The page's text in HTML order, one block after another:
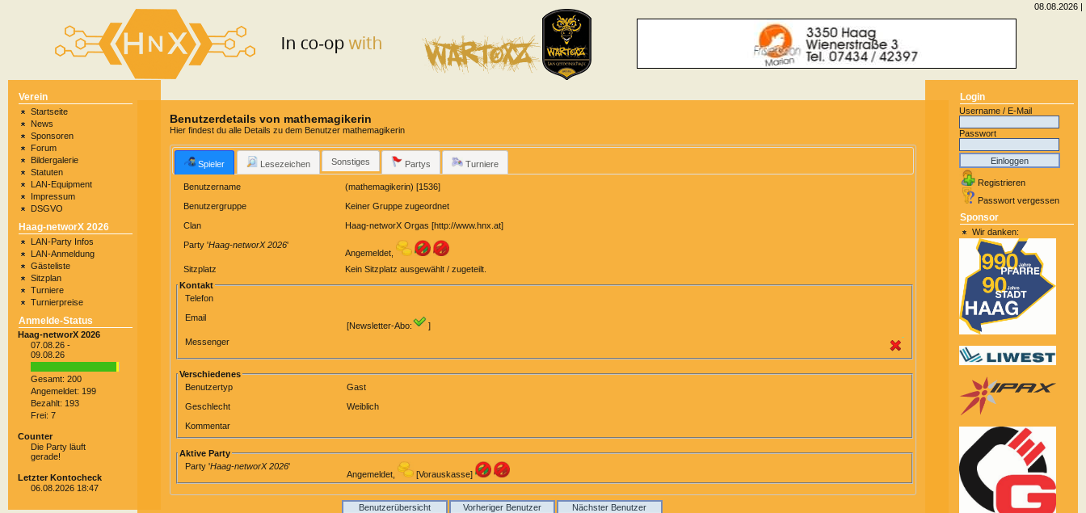
08.08.2026 |
Verein
Startseite
News
Sponsoren
Forum
Bildergalerie
Statuten
LAN-Equipment
Impressum
DSGVO
Haag-networX 2026
LAN-Party Infos
LAN-Anmeldung
Gästeliste
Sitzplan
Turniere
Turnierpreise
Anmelde-Status
Haag-networX 2026
07.08.26 -
09.08.26
Gesamt: 200
Angemeldet: 199
Bezahlt: 193
Frei: 7
Counter
Die Party läuft
gerade!
Letzter Kontocheck
06.08.2026 18:47
Benutzerdetails von mathemagikerin
Hier findest du alle Details zu dem Benutzer mathemagikerin
Spieler Lesezeichen Sonstiges Partys Turniere
Benutzername
(mathemagikerin) [1536]
Benutzergruppe
Keiner Gruppe zugeordnet
Clan
Haag-networX Orgas [http://www.hnx.at]
Party 'Haag-networX 2026'
Angemeldet,
Sitzplatz
Kein Sitzplatz ausgewählt / zugeteilt.
Kontakt
Telefon
Email
[Newsletter-Abo:
]
Messenger
Verschiedenes
Benutzertyp
Gast
Geschlecht
Weiblich
Kommentar
Aktive Party
Party 'Haag-networX 2026'
Angemeldet,
[Vorauskasse]
Benutzerübersicht Vorheriger Benutzer Nächster Benutzer
Login
Username / E-Mail
Passwort
Registrieren
Passwort vergessen
Sponsor
Wir danken: